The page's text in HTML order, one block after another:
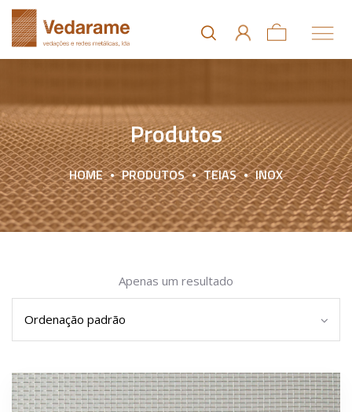
Produtos
HOME PRODUTOS TEIAS INOX
Apenas um resultado